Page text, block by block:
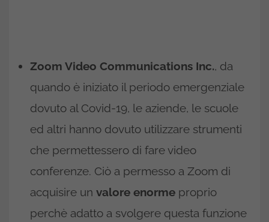
Zoom Video Communications Inc., da
quando è iniziato il periodo emergenziale
dovuto al Covid-19, le aziende, le scuole
ed altri hanno dovuto utilizzare strumenti
che permettessero di fare video
conferenze. Ciò a permesso a Zoom di
acquisire un valore enorme proprio
perchè adatto a svolgere questa funzione